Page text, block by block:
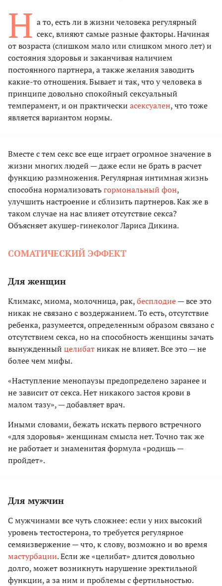
Н а то, есть ли в жизни человека регулярный
секс, влияют самые разные факторы. Начиная
от возраста (слишком мало или слишком много лет) и
состояния здоровья и заканчивая наличием
постоянного партнера, а также желания заводить
какие-то отношения. Бывает и так, что у человека в
принципе довольно спокойный сексуальный
темперамент, и он практически асексуален, что тоже
является вариантом нормы.
Вместе с тем секс все еще играет огромное значение в
жизни многих людей — даже если не брать в расчет
функцию размножения. Регулярная интимная жизнь
способна нормализоватьгормональный фон,
улучшить настроение и сблизить партнеров. Как же в
таком случае на нас влияет отсутствие секса?
Объясняет акушер-гинеколог Лариса Дикина.
СОМАТИЧЕСКИЙ ЭФФЕКТ
Для женщин
Климакс, миома, молочница, рак,бесплодие— все это
никак не связано с воздержанием. То есть, отсутствие
ребенка, разумеется, определенным образом связано с
отсутствием секса, но на способность женщины зачать
вынужденный целибатникак не влияет. Все это — не
более чем мифы.
«Наступление менопаузы предопределено заранее и
не зависит от секса. Нет никакого застоя крови в
малом тазу», — добавляет врач.
Иными словами, бежать искать первого встречного
«для здоровья» женщинам смысла нет. Точно так же
не работает и знаменитая формула «родишь —
пройдет».
Для мужчин
С мужчинами все чуть сложнее: если у них высокий
уровень тестостерона, то требуется регулярное
семяизвержение — что, к слову, возможно и во время
мастурбации. Если же «целибат» длится довольно
долго, может возникнуть нарушение эректильной
функции, а за ним и проблемы с фертильностью.